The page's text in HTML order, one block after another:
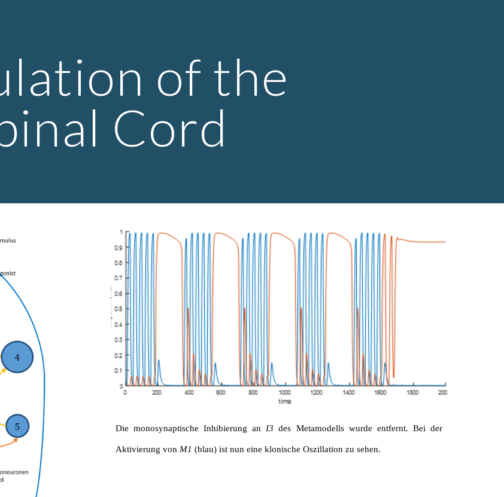
of the
Cord
Die monosynaptische Inhibierung an I3 des Metamodells wurde entfernt. Bei der
Aktivierung von M1 (blau) ist nun eine klonische Oszillation zu sehen.